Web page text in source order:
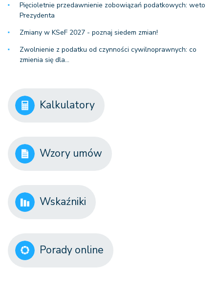
Pięcioletnie przedawnienie zobowiązań podatkowych: weto
Prezydenta
Zmiany w KSeF 2027 - poznaj siedem zmian!
Zwolnienie z podatku od czynności cywilnoprawnych: co
zmienia się dla…
Kalkulatory
Wzory umów
Wskaźniki
Porady online